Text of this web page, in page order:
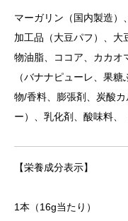
マーガリン（国内製造）
加工品（大豆パフ）、大
物油脂、ココア、カカオ
（バナナピューレ、果
物/香料、膨張剤、炭酸
ー）、乳化剤、酸味料、
【栄養成分表示】
1本（16g当たり）